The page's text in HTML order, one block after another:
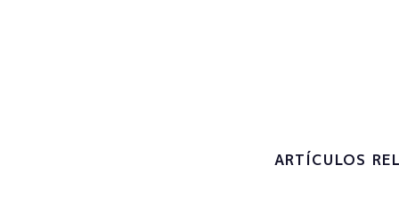
ARTÍCULOS